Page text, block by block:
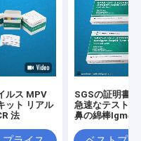
ルス MPV
ット リアル
法
SGSの証明書
急速なテスト
鼻の綿棒Igmの